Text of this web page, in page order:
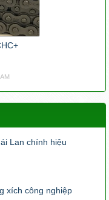
Lan chính hiệu
xích công nghiệp